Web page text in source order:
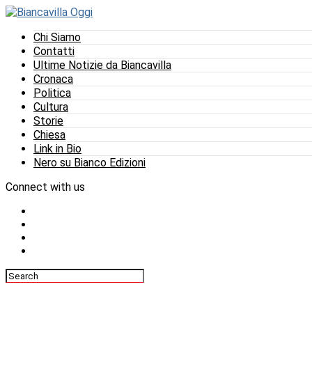
Chi Siamo
Contatti
Ultime Notizie da Biancavilla
Cronaca
Politica
Cultura
Storie
Chiesa
Link in Bio
Nero su Bianco Edizioni
Connect with us